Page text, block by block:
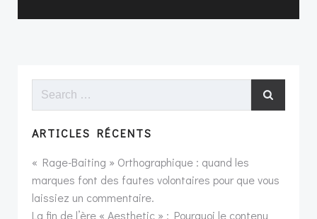
Search
ARTICLES RÉCENTS
« Rage-Baiting » Orthographique : quand les
marques font des fautes volontaires pour que vous
laissiez un commentaire.
La fin de l’ère « Aesthetic » : Pourquoi le contenu